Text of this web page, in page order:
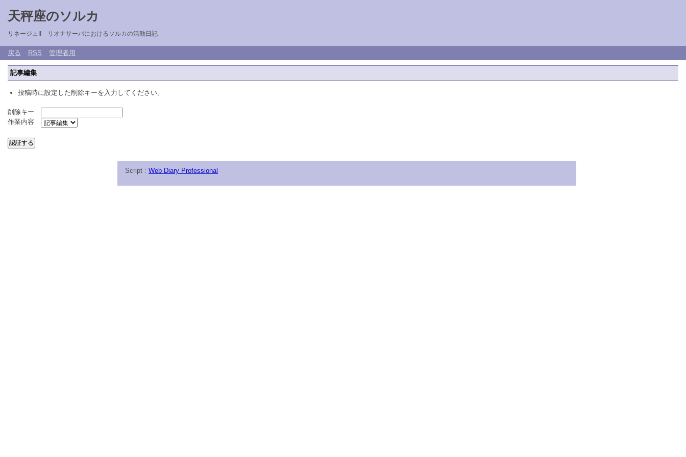
天秤座のソルカ
リネージュII リオナサーバにおけるソルカの活動日記
戻る RSS 管理者用
記事編集
投稿時に設定した削除キーを入力してください。
削除キー
作業内容
Script : Web Diary Professional